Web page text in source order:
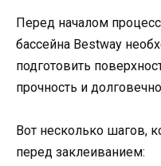
Перед началом
бассейна Bestway
подготовить
прочность и
Вот несколько шагов,
перед заклеиванием: